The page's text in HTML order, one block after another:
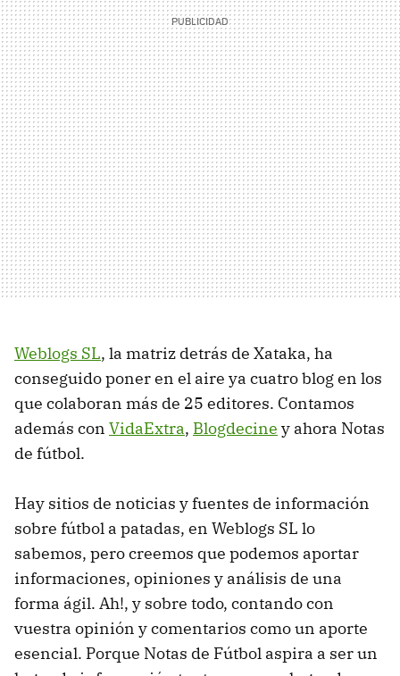
Weblogs SL, la matriz detrás de Xataka, ha
conseguido poner en el aire ya cuatro blog en los
que colaboran más de 25 editores. Contamos
además con VidaExtra, Blogdecine y ahora Notas
de fútbol.
Hay sitios de noticias y fuentes de información
sobre fútbol a patadas, en Weblogs SL lo
sabemos, pero creemos que podemos aportar
informaciones, opiniones y análisis de una
forma ágil. Ah!, y sobre todo, contando con
vuestra opinión y comentarios como un aporte
esencial. Porque Notas de Fútbol aspira a ser un